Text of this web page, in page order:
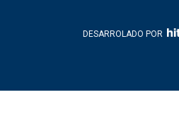
DESARROLADO POR